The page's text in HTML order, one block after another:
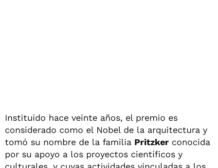
Instituido hace veinte años, el premio es
considerado como el Nobel de la arquitectura y
tomó su nombre de la familia Pritzker conocida
por su apoyo a los proyectos científicos y